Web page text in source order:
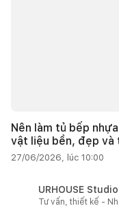
Nên làm tủ bếp
vật liệu bền, đẹp và
27/06/2026, lúc 10:00
URHOUSE Studio
Tư vấn, thiết kế -